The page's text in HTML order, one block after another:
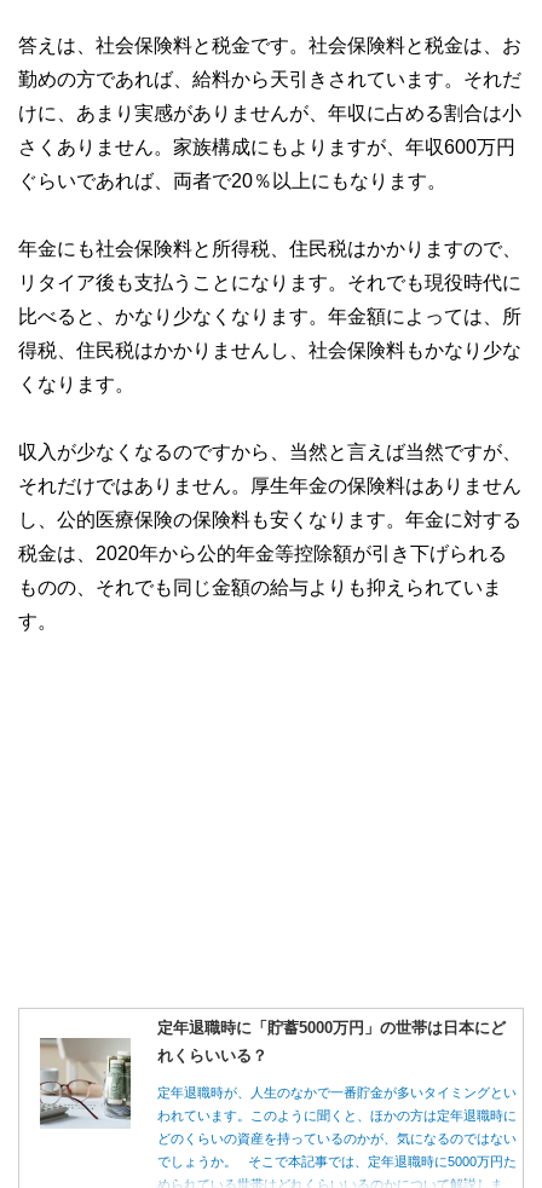
答えは、社会保険料と税金です。社会保険料と税金は、お
勤めの方であれば、給料から天引きされています。それだ
けに、あまり実感がありませんが、年収に占める割合は小
さくありません。家族構成にもよりますが、年収600万円
ぐらいであれば、両者で20％以上にもなります。
年金にも社会保険料と所得税、住民税はかかりますので、
リタイア後も支払うことになります。それでも現役時代に
比べると、かなり少なくなります。年金額によっては、所
得税、住民税はかかりませんし、社会保険料もかなり少な
くなります。
収入が少なくなるのですから、当然と言えば当然ですが、
それだけではありません。厚生年金の保険料はありません
し、公的医療保険の保険料も安くなります。年金に対する
税金は、2020年から公的年金等控除額が引き下げられる
ものの、それでも同じ金額の給与よりも抑えられていま
す。
定年退職時に「貯蓄5000万円」の世帯は日本にど
れくらいいる？
定年退職時が、人生のなかで一番貯金が多いタイミングとい
われています。このように聞くと、ほかの方は定年退職時に
どのくらいの資産を持っているのかが、気になるのではない
でしょうか。 そこで本記事では、定年退職時に5000万円た
められている世帯はどれくらいいるのかについて解説しま